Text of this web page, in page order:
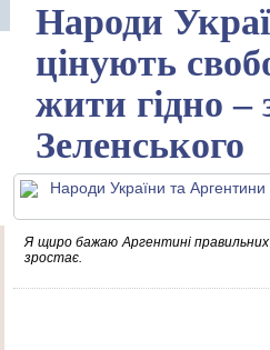
Народи
цінують
жити гідно –
Зеленського
Я щиро бажаю Аргентині правильних
зростає.